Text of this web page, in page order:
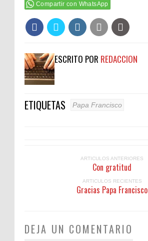
Compartir con WhatsApp
ESCRITO POR REDACCION
ETIQUETAS Papa Francisco
ARTICULOS ANTERIORES
Con gratitud
ARTICULOS RECIENTES
Gracias Papa Francisco
DEJA UN COMENTARIO